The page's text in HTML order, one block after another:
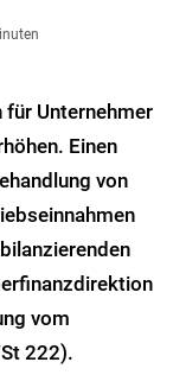
Unternehmer
Einen
von
vom
222).